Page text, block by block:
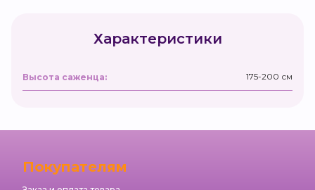
Характеристики
Высота саженца: 175-200 см
Покупателям